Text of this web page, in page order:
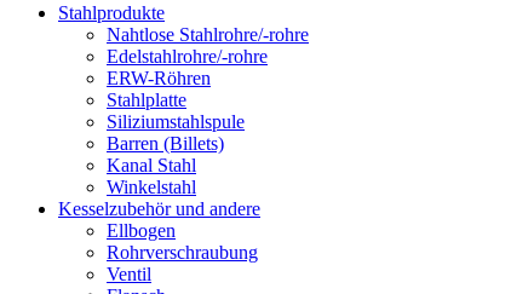
Stahlprodukte
Nahtlose Stahlrohre/-rohre
Edelstahlrohre/-rohre
ERW-Röhren
Stahlplatte
Siliziumstahlspule
Barren (Billets)
Kanal Stahl
Winkelstahl
Kesselzubehör und andere
Ellbogen
Rohrverschraubung
Ventil